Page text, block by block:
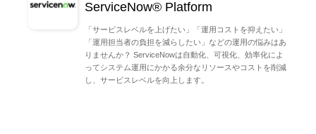
ServiceNow® Platform
「サービスレベルを上げたい」「運用コストを抑えたい」
「運用担当者の負担を減らしたい」などの運用の悩みはあ
りませんか？ ServiceNowは自動化、可視化、効率化によ
ってシステム運用にかかる余分なリソースやコストを削減
し、サービスレベルを向上します。